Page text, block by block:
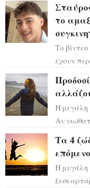
το
Το
έχουν
Η μεγάλη
Αν
Τα 4
Η μεγάλη